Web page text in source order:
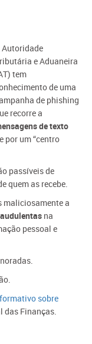
Autoridade
e Aduaneira
tem
de uma
de phishing
recorre a
de texto
por um “centro
passíveis de
quem as recebe.
maliciosamente a
na
pessoal e
sobre
das Finanças.​